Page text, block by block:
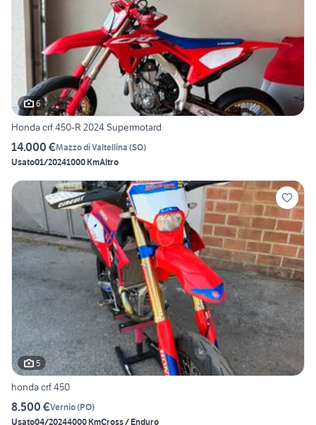
6
Honda crf 450-R 2024 Supermotard
14.000 €Mazzo di Valtellina (SO)
Usato01/20241000 KmAltro
5
honda crf 450
8.500 €Vernio(PO)
Usato04/20244000 KmCross / Enduro